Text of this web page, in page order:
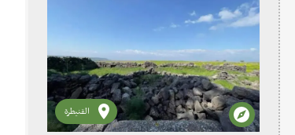
القنيطرة